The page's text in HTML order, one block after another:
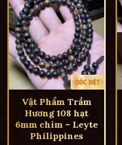
Vật Phẩm Trầm
Hương 108 hạt
6mm chìm – Leyte
Philippines